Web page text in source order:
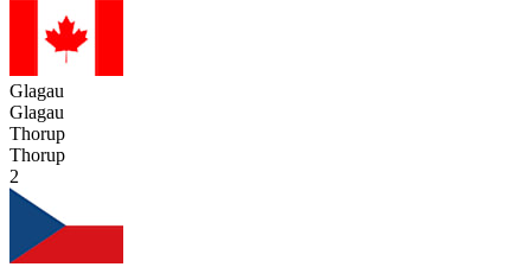
Glagau
Glagau
Thorup
Thorup
2